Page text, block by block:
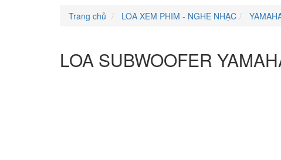
Trang chủ
LOA XEM PHIM - NGHE NHẠC
LOA SUBWOOFER